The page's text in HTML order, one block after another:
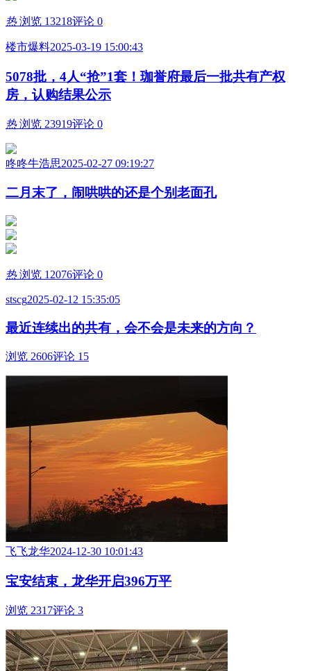
热 浏览 13218评论 0
楼市爆料2025-03-19 15:00:43
5078批，4人“抢”1套！珈誉府最后一批共有产权
房，认购结果公示
热 浏览 23919评论 0
咚咚牛浩思2025-02-27 09:19:27
二月末了，闹哄哄的还是个别老面孔
热 浏览 12076评论 0
stscg2025-02-12 15:35:05
最近连续出的共有，会不会是未来的方向？
浏览 2606评论 15
飞飞龙华2024-12-30 10:01:43
宝安结束，龙华开启396万平
浏览 2317评论 3